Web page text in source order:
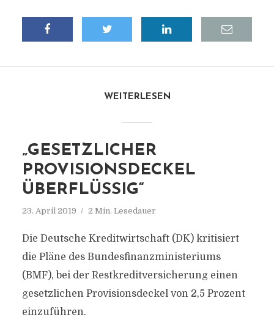
WEITERLESEN
„GESETZLICHER
PROVISIONSDECKEL
ÜBERFLÜSSIG“
23. April 2019 2 Min. Lesedauer
Die Deutsche Kreditwirtschaft (DK) kritisiert
die Pläne des Bundesfinanzministeriums
(BMF), bei der Restkreditversicherung einen
gesetzlichen Provisionsdeckel von 2,5 Prozent
einzuführen.